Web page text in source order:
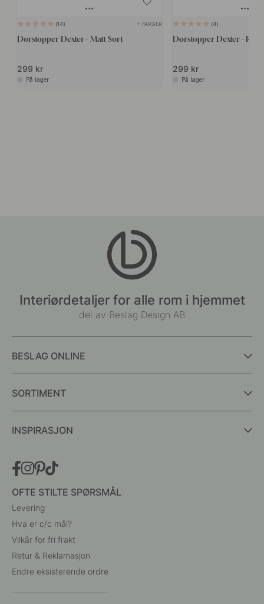
14 + FARGER
Dørstopper Dexter - Matt Sort
299 kr
På lager
4
Dørstopper Dexter -
299 kr
På lager
Interiørdetaljer for alle rom i hjemmet
del av Beslag Design AB
BESLAG ONLINE
SORTIMENT
INSPIRASJON
OFTE STILTE SPØRSMÅL
Levering
Hva er c/c mål?
Vilkår for fri frakt
Retur & Reklamasjon
Endre eksisterende ordre